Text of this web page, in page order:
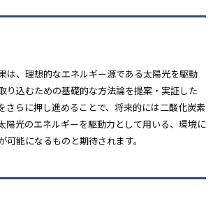
は、理想的なエネルギー源である太陽光を駆動
り込むための基礎的な方法論を提案・実証した
さらに押し進めることで、将来的には二酸化炭素
陽光のエネルギーを駆動力として用いる、環境に
能になるものと期待されます。